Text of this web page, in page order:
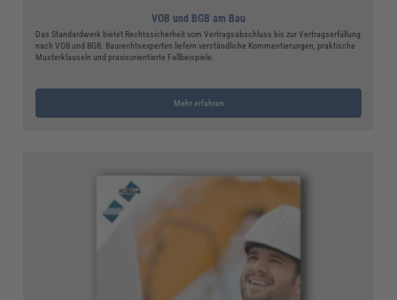
VOB und BGB am Bau
Das Standardwerk bietet Rechtssicherheit vom Vertragsabschluss bis zur Vertragserfüllung
nach VOB und BGB. Baurechtsexperten liefern verständliche Kommentierungen, praktische
Musterklauseln und praxisorientierte Fallbeispiele.
Mehr erfahren